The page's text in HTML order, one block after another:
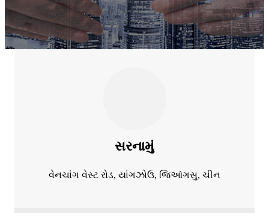
સરનામું
વેનચાંગ વેસ્ટ રોડ, યાંગઝોઉ, જિઆંગસુ, ચીન